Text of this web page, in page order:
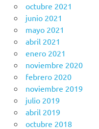
octubre 2021
junio 2021
mayo 2021
abril 2021
enero 2021
noviembre 2020
febrero 2020
noviembre 2019
julio 2019
abril 2019
octubre 2018